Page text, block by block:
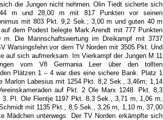
die Jungen nicht nehmen. Olin Tiedt sicherte sich
m und 28,00 m mit 817 Punkten vor seinen
mit 803 Pkt. 9,2 Sek.; 3,00 m und guten 40 m
dem Podest belegte Mark Arendt mit 777 Punkten
Die Mannschaftswertung im Dreikampf mit 3737
Warsingsfehn vor dem TV Norden mit 3505 Pkt. Und
auf sich aufmerksam. Im Vierkampf der Jungen M 11
vom Vfl Germania Leer über den tollten
Plätzen 1 – 4 war dies eine sichere Bank. Platz 1
Marlon Labesius mit 1254 Pkt. 8,2 Sek., 3,46m; 1,14
auf Pkt. 2 Ole Marx 1248. Pkt. 8,3
Pl. Ole Flentje 1197 Pkt. 8,3 Sek., 3,71 m, 1,06 m,
mit 1135 Pkt., 8,5 Sek., 3,26 m, 1,10 m, 37,00
Mädchen unterwegs. Der TV Norden erkämpfte sich